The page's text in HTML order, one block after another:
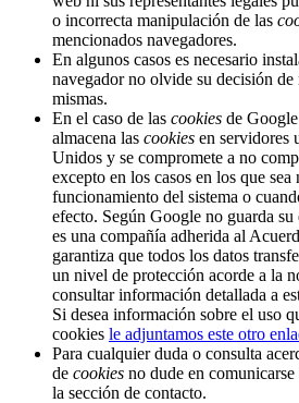
o incorrecta manipulación de las
mencionados navegadores.
En algunos casos es necesario
navegador no olvide su decisión de
mismas.
En el caso de las cookies de
almacena las cookies en servidores
Unidos y se compromete a no
excepto en los casos en los que sea
funcionamiento del sistema o
efecto. Según Google no guarda
es una compañía adherida al
garantiza que todos los datos
un nivel de protección acorde a la
consultar información detallada a
Si desea información sobre el uso
cookies le adjuntamos este otro
Para cualquier duda o consulta
de cookies no dude en
la sección de contacto.